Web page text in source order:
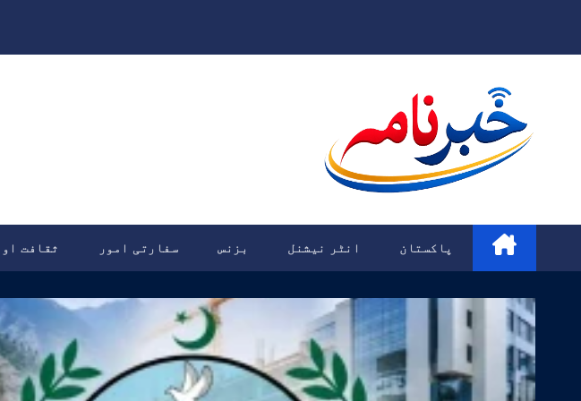
پاکستان انٹر نیشنل بزنس سفارتی امور ثقافت